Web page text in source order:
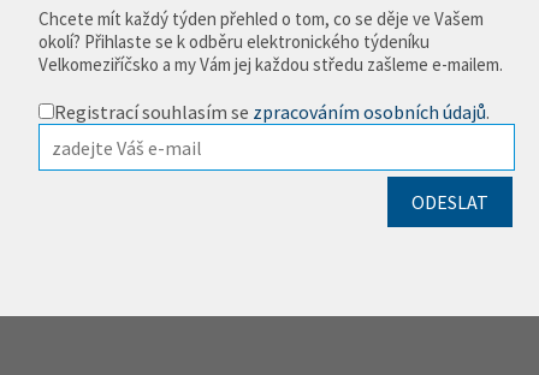
Chcete mít každý týden přehled o tom, co se děje ve Vašem
okolí? Přihlaste se k odběru elektronického týdeníku
Velkomeziříčsko a my Vám jej každou středu zašleme e-mailem.
Registrací souhlasím se zpracováním osobních údajů.